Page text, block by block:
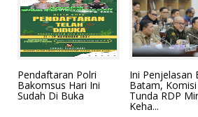
Pendaftaran Polri
Bakomsus Hari Ini
Sudah Di Buka
Ini Penjelasan
Batam, Komisi
Tunda RDP
Keha...